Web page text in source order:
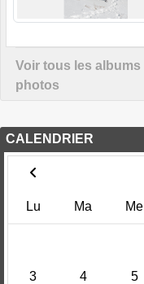
Voir tous les albums
photos
CALENDRIER
Lu Ma Me
3 4 5